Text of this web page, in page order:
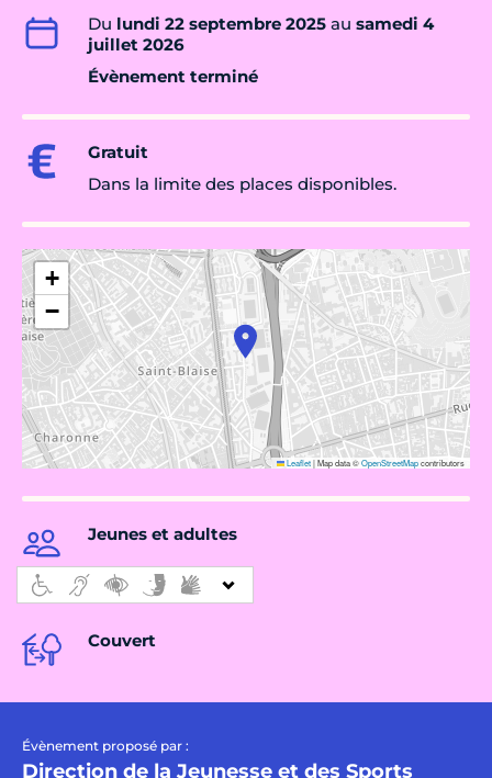
Du lundi 22 septembre 2025 au samedi 4
juillet 2026
Évènement terminé
Gratuit
Dans la limite des places disponibles.
+
−
Leaflet|Map data ©OpenStreetMapcontributors
Jeunes et adultes
Couvert
Évènement proposé par :
Direction de la Jeunesse et des Sports